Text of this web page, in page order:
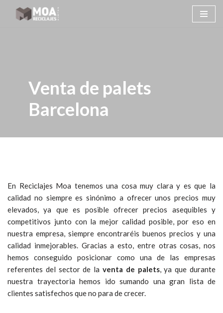
Venta de palets
Barcelona
En Reciclajes Moa tenemos una cosa muy clara y es que la
calidad no siempre es sinónimo a ofrecer unos precios muy
elevados, ya que es posible ofrecer precios asequibles y
competitivos junto con la mejor calidad posible, por eso en
nuestra empresa, siempre encontraréis buenos precios y una
calidad inmejorables. Gracias a esto, entre otras cosas, nos
hemos conseguido posicionar como una de las empresas
referentes del sector de la venta de palets, ya que durante
nuestra trayectoria hemos ido sumando una gran lista de
clientes satisfechos que no para de crecer.